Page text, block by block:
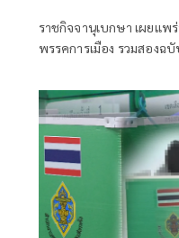
ราชกิจจานุเบกษา เผยแ
พรรคการเมือง รวมสองฉ